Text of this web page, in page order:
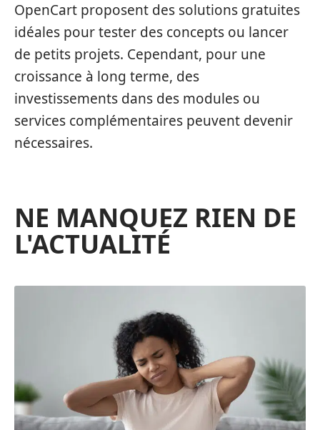
OpenCart proposent des solutions gratuites
idéales pour tester des concepts ou lancer
de petits projets. Cependant, pour une
croissance à long terme, des
investissements dans des modules ou
services complémentaires peuvent devenir
nécessaires.
NE MANQUEZ RIEN DE
L'ACTUALITÉ